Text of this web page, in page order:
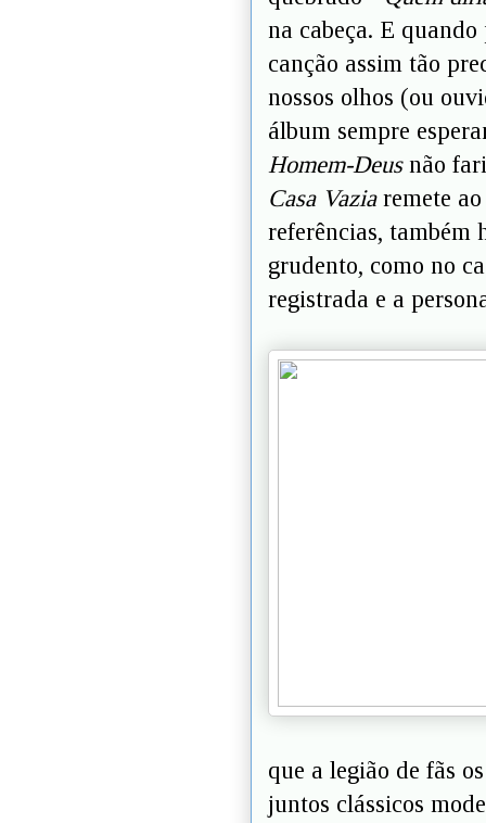
na cabeça. E
canção assim tão
nossos olhos (ou
álbum sempre
Homem-Deusnão
Casa Vaziaremete ao
referências, também
grudento, como no
registrada e a
que a legião de fãs
juntos clássicos